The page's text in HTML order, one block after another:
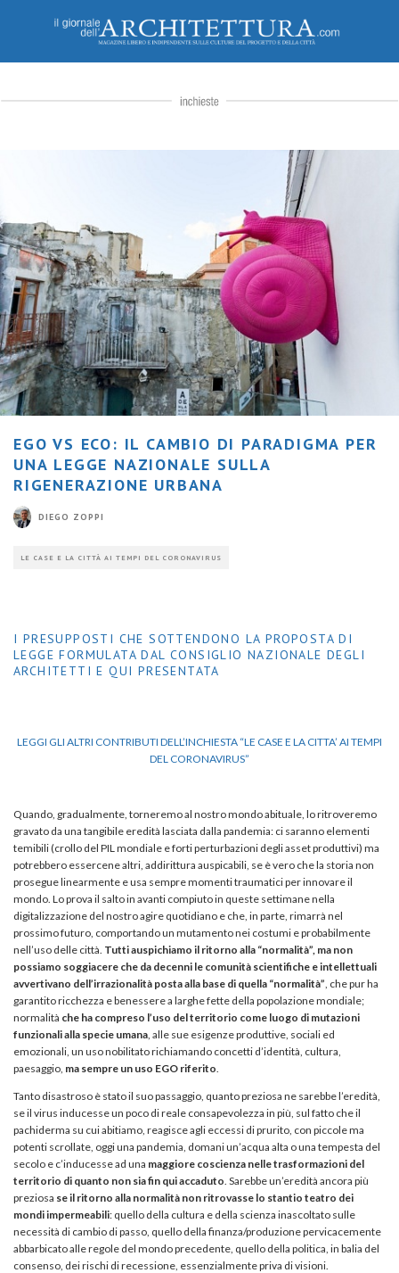
EGO VS ECO: IL CAMBIO DI PARADIGMA PER
UNA LEGGE NAZIONALE SULLA
RIGENERAZIONE URBANA
DIEGO ZOPPI
LE CASE E LA CITTÀ AI TEMPI DEL CORONAVIRUS
I PRESUPPOSTI CHE SOTTENDONO LA PROPOSTA DI
LEGGE FORMULATA DAL CONSIGLIO NAZIONALE DEGLI
ARCHITETTI E QUI PRESENTATA
LEGGI GLI ALTRI CONTRIBUTI DELL’INCHIESTA “LE CASE E LA CITTA’ AI TEMPI
DEL CORONAVIRUS”
Quando, gradualmente, torneremo al nostro mondo abituale, lo ritroveremo
gravato da una tangibile eredità lasciata dalla pandemia: ci saranno elementi
temibili (crollo del PIL mondiale e forti perturbazioni degli asset produttivi) ma
potrebbero essercene altri, addirittura auspicabili, se è vero che la storia non
prosegue linearmente e usa sempre momenti traumatici per innovare il
mondo. Lo prova il salto in avanti compiuto in queste settimane nella
digitalizzazione del nostro agire quotidiano e che, in parte, rimarrà nel
prossimo futuro, comportando un mutamento nei costumi e probabilmente
nell’uso delle città. Tutti auspichiamo il ritorno alla “normalità”, ma non
possiamo soggiacere che da decenni le comunità scientifiche e intellettuali
avvertivano dell’irrazionalità posta alla base di quella “normalità” , che pur ha
garantito ricchezza e benessere a larghe fette della popolazione mondiale;
normalità che ha compreso l’uso del territorio come luogo di mutazioni
funzionali alla specie umana , alle sue esigenze produttive, sociali ed
emozionali, un uso nobilitato richiamando concetti d’identità, cultura,
paesaggio, ma sempre un uso EGO riferito
Tanto disastroso è stato il suo passaggio, quanto preziosa ne sarebbe l’eredità,
se il virus inducesse un poco di reale consapevolezza in più, sul fatto che il
pachiderma su cui abitiamo, reagisce agli eccessi di prurito, con piccole ma
potenti scrollate, oggi una pandemia, domani un’acqua alta o una tempesta del
secolo e c’inducesse ad una maggiore coscienza nelle trasformazioni del
territorio di quanto non sia fin qui accaduto . Sarebbe un’eredità ancora più
preziosa se il ritorno alla normalità non ritrovasse lo stantio teatro dei
mondi impermeabili: quello della cultura e della scienza inascoltato sulle
necessità di cambio di passo, quello della finanza/produzione pervicacemente
abbarbicato alle regole del mondo precedente, quello della politica, in balia del
consenso, dei rischi di recessione, essenzialmente priva di visioni.